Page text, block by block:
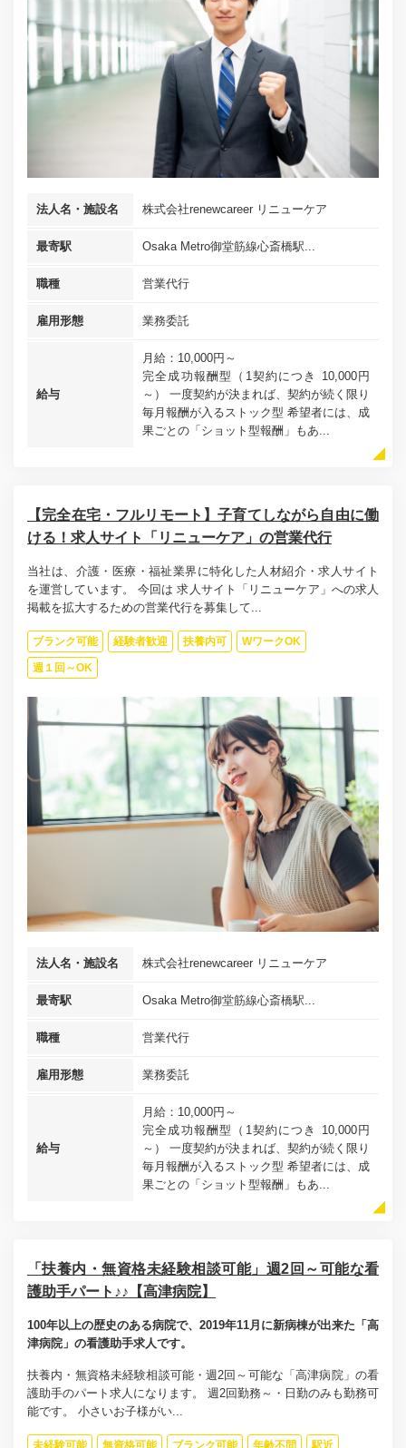
法人名・施設名 株式会社renewcareer リニューケア
最寄駅 Osaka Metro御堂筋線心斎橋駅...
職種 営業代行
雇用形態 業務委託
給与
月給：10,000円～
完全成功報酬型（1契約につき 10,000円
～） 一度契約が決まれば、契約が続く限り
毎月報酬が入るストック型 希望者には、成
果ごとの「ショット型報酬」もあ...
【完全在宅・フルリモート】子育てしながら自由に働
ける！求人サイト「リニューケア」の営業代行
当社は、介護・医療・福祉業界に特化した人材紹介・求人サイト
を運営しています。 今回は 求人サイト「リニューケア」への求人
掲載を拡大するための営業代行を募集して...
ブランク可能 経験者歓迎 扶養内可 WワークOK
週１回～OK
法人名・施設名 株式会社renewcareer リニューケア
最寄駅 Osaka Metro御堂筋線心斎橋駅...
職種 営業代行
雇用形態 業務委託
給与
月給：10,000円～
完全成功報酬型（1契約につき 10,000円
～） 一度契約が決まれば、契約が続く限り
毎月報酬が入るストック型 希望者には、成
果ごとの「ショット型報酬」もあ...
「扶養内・無資格未経験相談可能」週2回～可能な看
護助手パート♪♪【高津病院】
100年以上の歴史のある病院で、2019年11月に新病棟が出来た「高
津病院」の看護助手求人です。
扶養内・無資格未経験相談可能・週2回～可能な「高津病院」の看
護助手のパート求人になります。 週2回勤務～・日勤のみも勤務可
能です。 小さいお子様がい...
未経験可能 無資格可能 ブランク可能 年齢不問 駅近